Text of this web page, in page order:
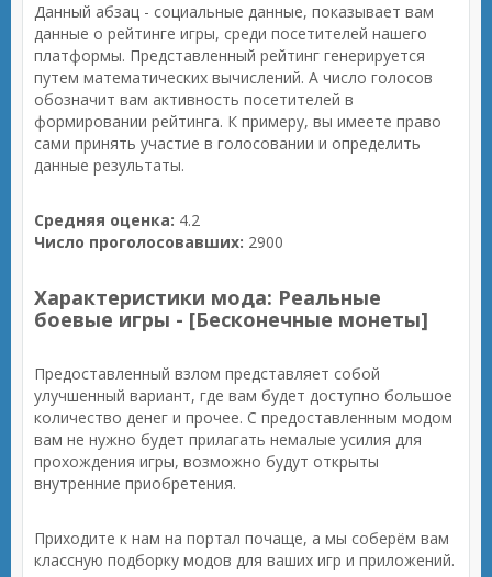
Данный абзац - социальные данные, показывает вам
данные о рейтинге игры, среди посетителей нашего
платформы. Представленный рейтинг генерируется
путем математических вычислений. А число голосов
обозначит вам активность посетителей в
формировании рейтинга. К примеру, вы имеете право
сами принять участие в голосовании и определить
данные результаты.
Средняя оценка: 4.2
Число проголосовавших: 2900
Характеристики мода: Реальные
боевые игры - [Бесконечные монеты]
Предоставленный взлом представляет собой
улучшенный вариант, где вам будет доступно большое
количество денег и прочее. С предоставленным модом
вам не нужно будет прилагать немалые усилия для
прохождения игры, возможно будут открыты
внутренние приобретения.
Приходите к нам на портал почаще, а мы соберём вам
классную подборку модов для ваших игр и приложений.